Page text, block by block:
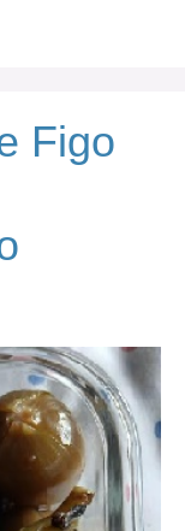
Figo